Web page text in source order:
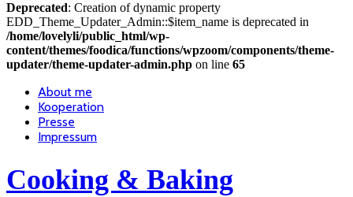
Deprecated: Creation of dynamic property
EDD_Theme_Updater_Admin::$item_name is deprecated in
/home/lovelyli/public_html/wp-
content/themes/foodica/functions/wpzoom/components/theme-
updater/theme-updater-admin.php on line 65
About me
Kooperation
Presse
Impressum
Cooking & Baking